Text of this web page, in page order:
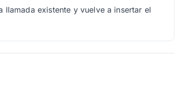
existente y vuelve a insertar el